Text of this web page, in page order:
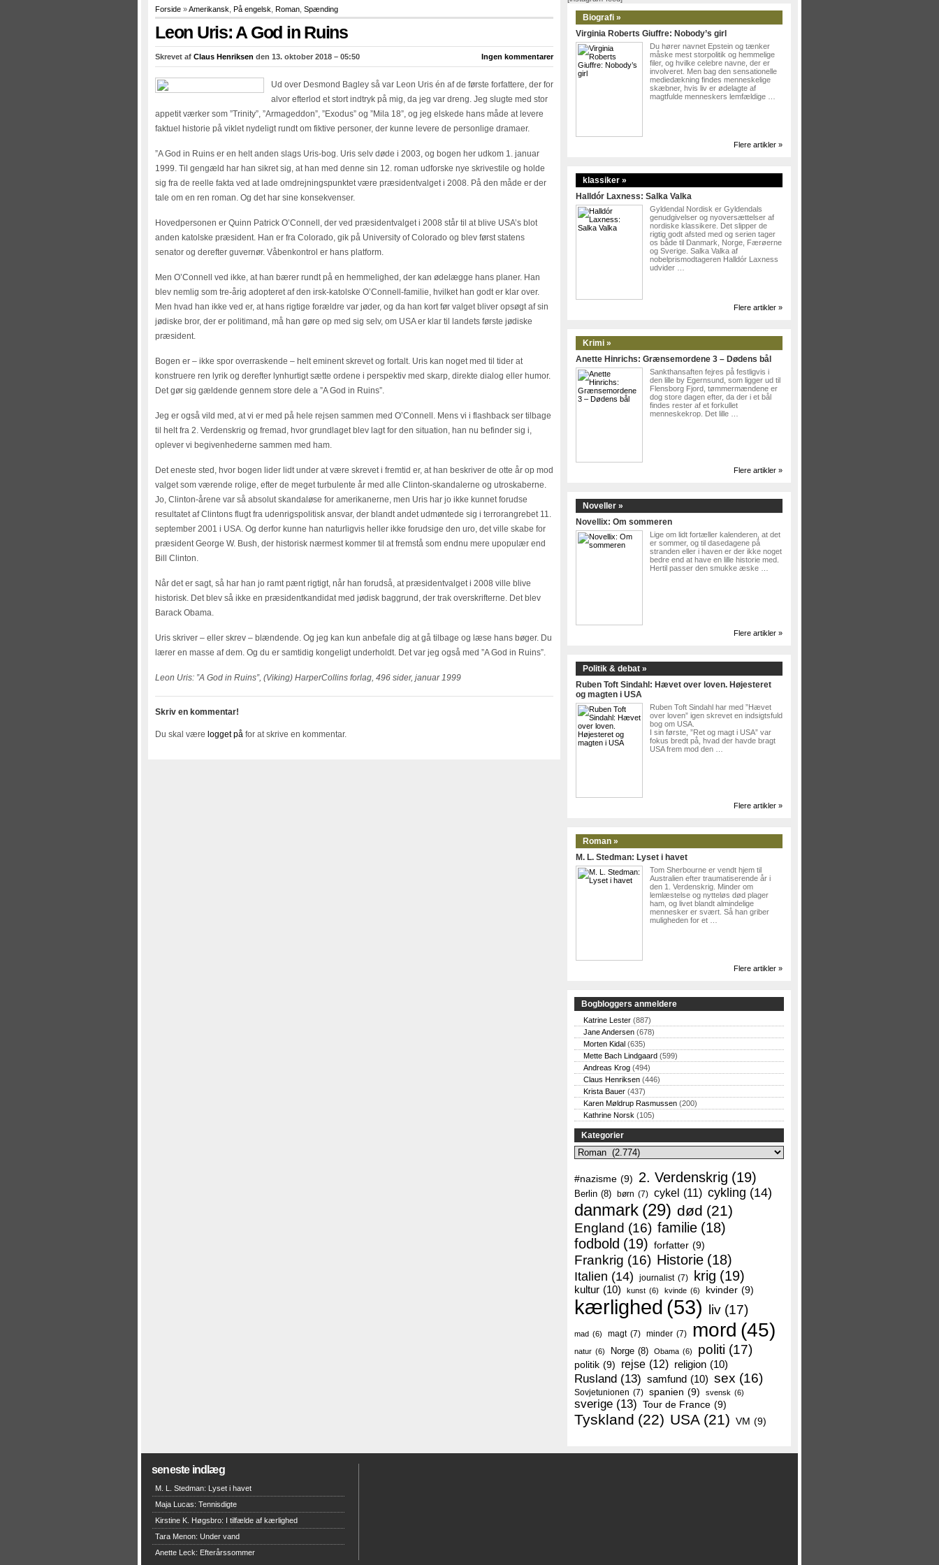
Forside »Amerikansk På engelsk Roman Spænding
Leon Uris: A God in Ruins
Skrevet af Claus Henriksen den 13. oktober 2018 – 05:50 Ingen kommentarer
Ud over Desmond Bagley så var Leon Uris én af de første forfattere, der for
alvor efterlod et stort indtryk på mig, da jeg var dreng. Jeg slugte med stor
appetit værker som ”Trinity”, ”Armageddon”, ”Exodus” og ”Mila 18”, og jeg elskede hans måde at levere
faktuel historie på viklet nydeligt rundt om fiktive personer, der kunne levere de personlige dramaer.
”A God in Ruins er en helt anden slags Uris-bog. Uris selv døde i 2003, og bogen her udkom 1. januar
1999. Til gengæld har han sikret sig, at han med denne sin 12. roman udforske nye skrivestile og holde
sig fra de reelle fakta ved at lade omdrejningspunktet være præsidentvalget i 2008. På den måde er der
tale om en ren roman. Og det har sine konsekvenser.
Hovedpersonen er Quinn Patrick O’Connell, der ved præsidentvalget i 2008 står til at blive USA’s blot
anden katolske præsident. Han er fra Colorado, gik på University of Colorado og blev først statens
senator og derefter guvernør. Våbenkontrol er hans platform.
Men O’Connell ved ikke, at han bærer rundt på en hemmelighed, der kan ødelægge hans planer. Han
blev nemlig som tre-årig adopteret af den irsk-katolske O’Connell-familie, hvilket han godt er klar over.
Men hvad han ikke ved er, at hans rigtige forældre var jøder, og da han kort før valget bliver opsøgt af sin
jødiske bror, der er politimand, må han gøre op med sig selv, om USA er klar til landets første jødiske
præsident.
Bogen er – ikke spor overraskende – helt eminent skrevet og fortalt. Uris kan noget med til tider at
konstruere ren lyrik og derefter lynhurtigt sætte ordene i perspektiv med skarp, direkte dialog eller humor.
Det gør sig gældende gennem store dele a ”A God in Ruins”.
Jeg er også vild med, at vi er med på hele rejsen sammen med O’Connell. Mens vi i flashback ser tilbage
til helt fra 2. Verdenskrig og fremad, hvor grundlaget blev lagt for den situation, han nu befinder sig i,
oplever vi begivenhederne sammen med ham.
Det eneste sted, hvor bogen lider lidt under at være skrevet i fremtid er, at han beskriver de otte år op mod
valget som værende rolige, efter de meget turbulente år med alle Clinton-skandalerne og utroskaberne.
Jo, Clinton-årene var så absolut skandaløse for amerikanerne, men Uris har jo ikke kunnet forudse
resultatet af Clintons flugt fra udenrigspolitisk ansvar, der blandt andet udmøntede sig i terrorangrebet 11.
september 2001 i USA. Og derfor kunne han naturligvis heller ikke forudsige den uro, det ville skabe for
præsident George W. Bush, der historisk nærmest kommer til at fremstå som endnu mere upopulær end
Bill Clinton.
Når det er sagt, så har han jo ramt pænt rigtigt, når han forudså, at præsidentvalget i 2008 ville blive
historisk. Det blev så ikke en præsidentkandidat med jødisk baggrund, der trak overskrifterne. Det blev
Barack Obama.
Uris skriver – eller skrev – blændende. Og jeg kan kun anbefale dig at gå tilbage og læse hans bøger. Du
lærer en masse af dem. Og du er samtidig kongeligt underholdt. Det var jeg også med ”A God in Ruins”.
Leon Uris: ”A God in Ruins”, (Viking) HarperCollins forlag, 496 sider, januar 1999
Skriv en kommentar!
Du skal være logget på for at skrive en kommentar.
Biografi »
Virginia Roberts Giuffre: Nobody’s girl
Du hører navnet Epstein og tænker
måske mest storpolitik og hemmelige
filer, og hvilke celebre navne, der er
involveret. Men bag den sensationelle
mediedækning findes menneskelige
skæbner, hvis liv er ødelagte af
magtfulde menneskers lemfældige …
Flere artikler »
klassiker »
Halldór Laxness: Salka Valka
Gyldendal Nordisk er Gyldendals
genudgivelser og nyoversættelser af
nordiske klassikere. Det slipper de
rigtig godt afsted med og serien tager
os både til Danmark, Norge, Færøerne
og Sverige. Salka Valka af
nobelprismodtageren Halldór Laxness
udvider …
Flere artikler »
Krimi »
Anette Hinrichs: Grænsemordene 3 – Dødens bål
Sankthansaften fejres på festligvis i
den lille by Egernsund, som ligger ud til
Flensborg Fjord, tømmermændene er
dog store dagen efter, da der i et bål
findes rester af et forkullet
menneskekrop. Det lille …
Flere artikler »
Noveller »
Novellix: Om sommeren
Lige om lidt fortæller kalenderen, at det
er sommer, og til dasedagene på
stranden eller i haven er der ikke noget
bedre end at have en lille historie med.
Hertil passer den smukke æske …
Flere artikler »
Politik & debat »
Ruben Toft Sindahl: Hævet over loven. Højesteret
og magten i USA
Ruben Toft Sindahl har med ”Hævet
over loven” igen skrevet en indsigtsfuld
bog om USA.
I sin første, ”Ret og magt i USA” var
fokus bredt på, hvad der havde bragt
USA frem mod den …
Flere artikler »
Roman »
M. L. Stedman: Lyset i havet
Tom Sherbourne er vendt hjem til
Australien efter traumatiserende år i
den 1. Verdenskrig. Minder om
lemlæstelse og nytteløs død plager
ham, og livet blandt almindelige
mennesker er svært. Så han griber
muligheden for et …
Flere artikler »
Bogbloggers anmeldere
Katrine Lester (887)
Jane Andersen (678)
Morten Kidal (635)
Mette Bach Lindgaard (599)
Andreas Krog (494)
Claus Henriksen (446)
Krista Bauer (437)
Karen Møldrup Rasmussen (200)
Kathrine Norsk (105)
Kategorier
Kategorier
#nazisme (9) 2. Verdenskrig (19)
Berlin (8) børn (7) cykel (11) cykling (14)
danmark (29) død (21)
England (16) familie (18)
fodbold (19) forfatter (9)
Frankrig (16) Historie (18)
Italien (14) journalist (7) krig (19)
kultur (10) kunst (6) kvinde (6) kvinder (9)
kærlighed (53) liv (17)
mad (6) magt (7) minder (7) mord (45)
natur (6) Norge (8) Obama (6) politi (17)
politik (9) rejse (12) religion (10)
Rusland (13) samfund (10) sex (16)
Sovjetunionen (7) spanien (9) svensk (6)
sverige (13) Tour de France (9)
Tyskland (22) USA (21) VM (9)
seneste indlæg
M. L. Stedman: Lyset i havet
Maja Lucas: Tennisdigte
Kirstine K. Høgsbro: I tilfælde af kærlighed
Tara Menon: Under vand
Anette Leck: Efterårssommer